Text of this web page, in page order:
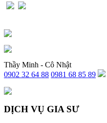
Thầy Minh - Cô Nhật
0902 32 64 88 0981 68 85 89
DỊCH VỤ GIA SƯ